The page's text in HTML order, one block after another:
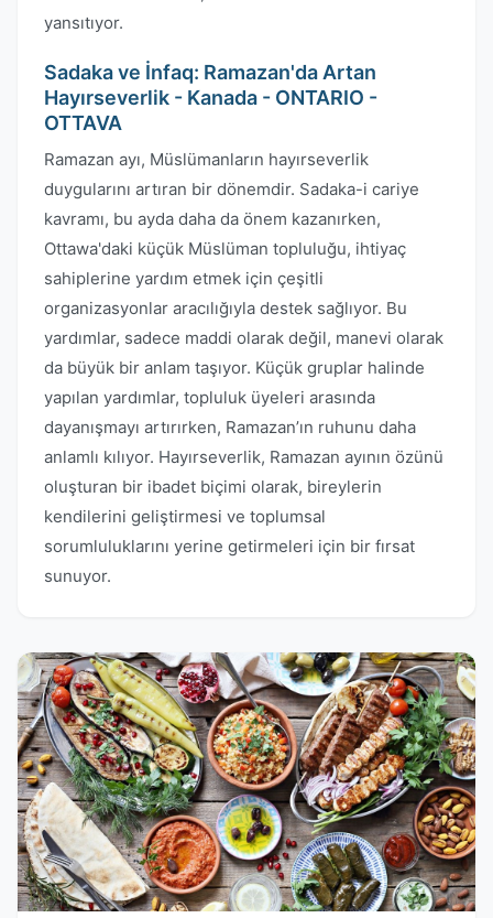
yansıtıyor.
Sadaka ve İnfaq: Ramazan'da Artan
Hayırseverlik - Kanada - ONTARIO -
OTTAVA
Ramazan ayı, Müslümanların hayırseverlik
duygularını artıran bir dönemdir. Sadaka-i cariye
kavramı, bu ayda daha da önem kazanırken,
Ottawa'daki küçük Müslüman topluluğu, ihtiyaç
sahiplerine yardım etmek için çeşitli
organizasyonlar aracılığıyla destek sağlıyor. Bu
yardımlar, sadece maddi olarak değil, manevi olarak
da büyük bir anlam taşıyor. Küçük gruplar halinde
yapılan yardımlar, topluluk üyeleri arasında
dayanışmayı artırırken, Ramazan’ın ruhunu daha
anlamlı kılıyor. Hayırseverlik, Ramazan ayının özünü
oluşturan bir ibadet biçimi olarak, bireylerin
kendilerini geliştirmesi ve toplumsal
sorumluluklarını yerine getirmeleri için bir fırsat
sunuyor.